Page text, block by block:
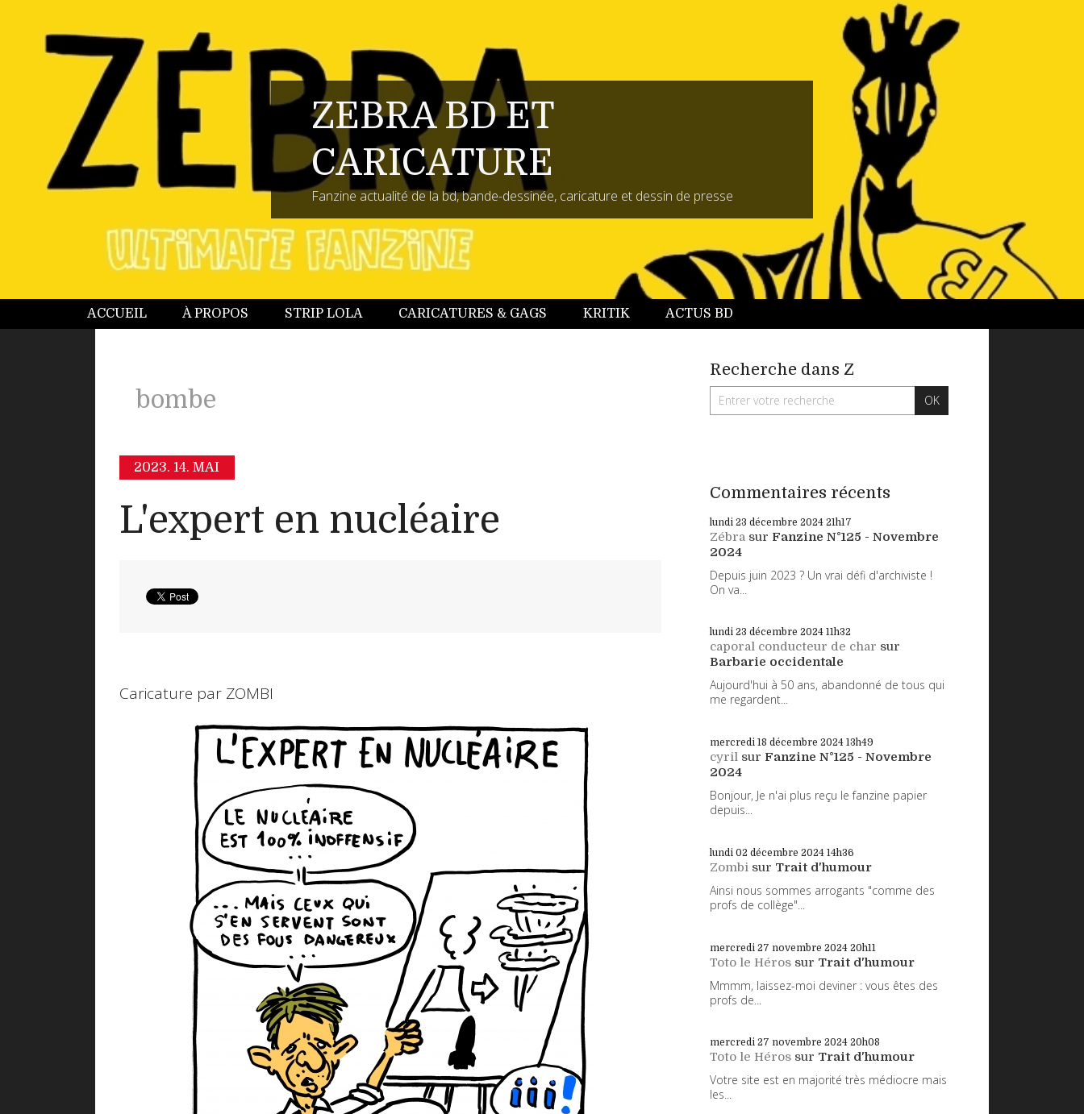
ZEBRA BD ET
CARICATURE
Fanzine actualité de la bd, bande-dessinée, caricature et dessin de presse
ACCUEIL À PROPOS STRIP LOLA CARICATURES & GAGS KRITIK ACTUS BD
bombe
2023. 14. MAI
L'expert en nucléaire
Caricature par ZOMBI
Recherche dans Z
Commentaires récents
lundi 23 décembre 2024 21h17
Zébra sur Fanzine N°125 - Novembre
2024
Depuis juin 2023 ? Un vrai défi d'archiviste !
On va...
lundi 23 décembre 2024 11h32
caporal conducteur de char sur
Barbarie occidentale
Aujourd'hui à 50 ans, abandonné de tous qui
me regardent...
mercredi 18 décembre 2024 13h49
cyril sur Fanzine N°125 - Novembre
2024
Bonjour, Je n'ai plus reçu le fanzine papier
depuis...
lundi 02 décembre 2024 14h36
Zombi sur Trait d'humour
Ainsi nous sommes arrogants "comme des
profs de collège"...
mercredi 27 novembre 2024 20h11
Toto le Héros sur Trait d'humour
Mmmm, laissez-moi deviner : vous êtes des
profs de...
mercredi 27 novembre 2024 20h08
Toto le Héros sur Trait d'humour
Votre site est en majorité très médiocre mais
les...